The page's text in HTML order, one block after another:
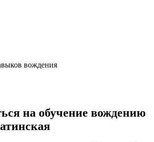
вождения
на обучение вождению